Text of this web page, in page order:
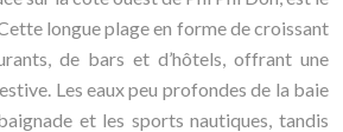
longue plage en forme de croissant
de bars et d’hôtels, offrant une
Les eaux peu profondes de la baie
et les sports nautiques, tandis